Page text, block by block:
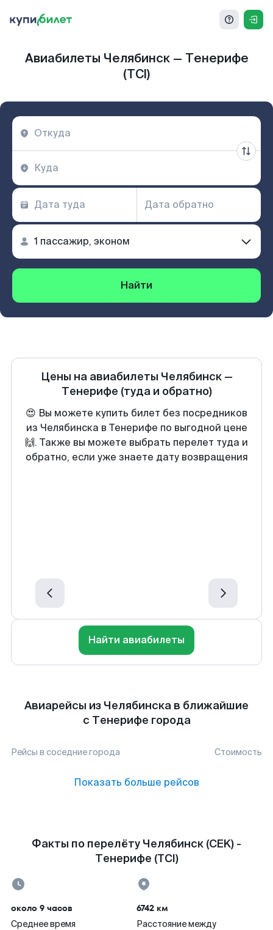
Авиабилеты Челябинск — Тенерифе
(TCI)
Найти
Цены на авиабилеты Челябинск—
Тенерифе (туда и обратно)
😍 Вы можете купить билет без посредников
из Челябинска в Тенерифе по выгодной цене
🙌. Также вы можете выбрать перелет туда и
обратно, если уже знаете дату возвращения
Найти авиабилеты
Авиарейсы из Челябинска в ближайшие
с Тенерифе города
Рейсы в соседние города Стоимость
Показать больше рейсов
Факты по перелёту Челябинск (CEK) -
Тенерифе (TCI)
около 9 часов
Среднее время
6742 км
Расстояние между